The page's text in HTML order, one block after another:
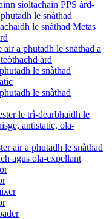
sìoltachain PPS àrd-
le snàthad
le snàthad Metas
air a phutadh le snàthad a
àrd
le snàthad
le snàthad
le trì-dearbhaidh le
antistatic, ola-
air a phutadh le snàthad
agus ola-expellant